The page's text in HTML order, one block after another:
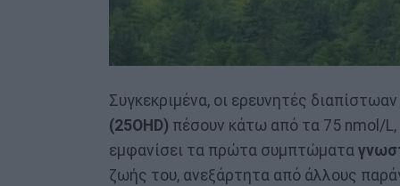
Συγκεκριμένα, οι ερευνητές
(25OHD) πέσουν κάτω από τα 75 nmol/L,
εμφανίσει τα πρώτα συμπτώματα
ζωής του, ανεξάρτητα από άλλους